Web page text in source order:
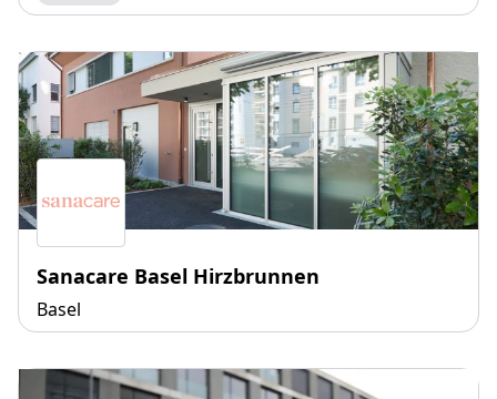
Sanacare Basel Hirzbrunnen
Basel